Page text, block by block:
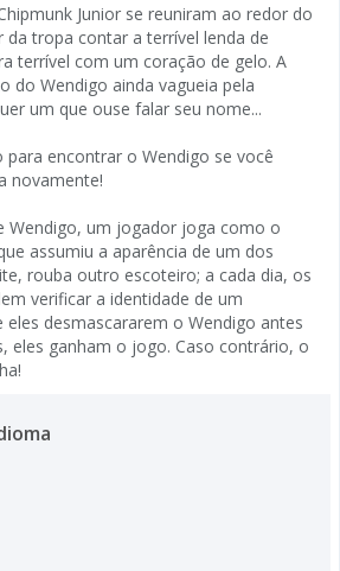
Junior se reuniram ao redor do
tropa contar a terrível lenda de
terrível com um coração de gelo. A
do Wendigo ainda vagueia pela
um que ouse falar seu nome...
encontrar o Wendigo se você
novamente!
Wendigo, um jogador joga como o
assumiu a aparência de um dos
rouba outro escoteiro; a cada dia, os
verificar a identidade de um
eles desmascararem o Wendigo antes
eles ganham o jogo. Caso contrário, o